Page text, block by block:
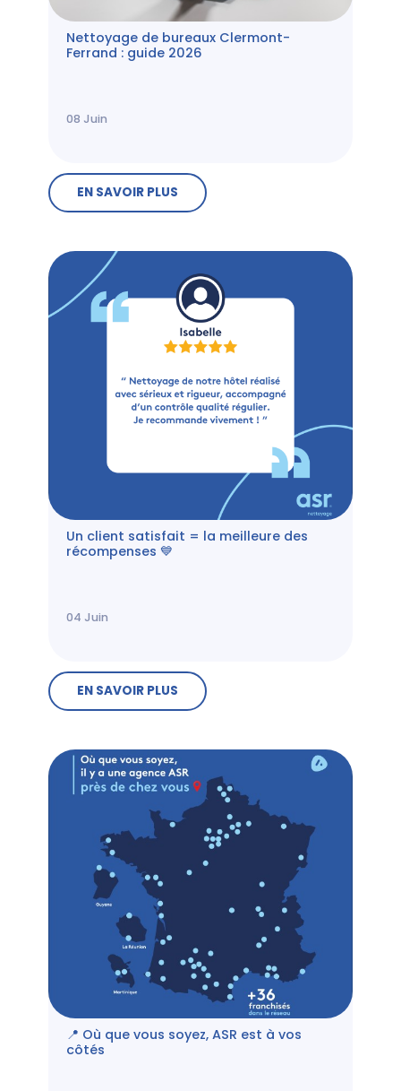
Nettoyage de bureaux Clermont-
Ferrand : guide 2026
08 Juin
EN SAVOIR PLUS
Un client satisfait = la meilleure des
récompenses 💙
04 Juin
EN SAVOIR PLUS
📍 Où que vous soyez, ASR est à vos
côtés